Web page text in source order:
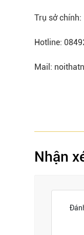
Trụ sở chính:
Hotline:
Mail:
Nhận